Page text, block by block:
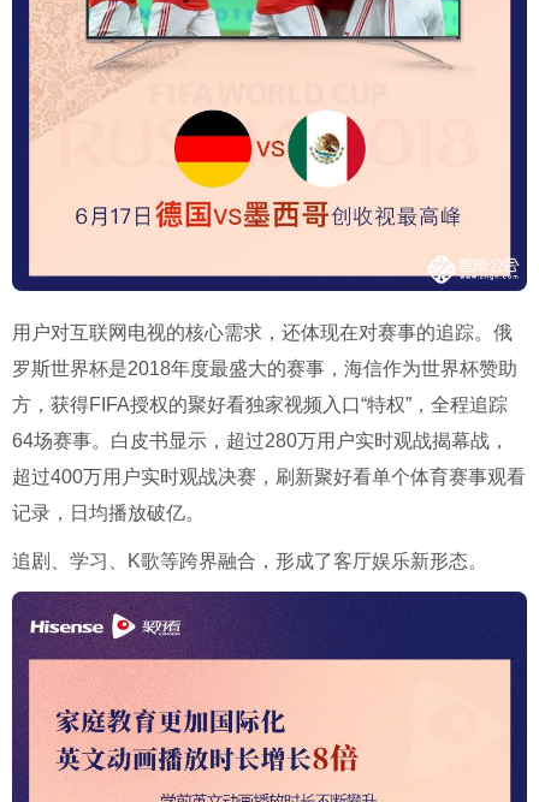
用户对互联网电视的核心需求，还体现在对赛事的追踪。俄
罗斯世界杯是2018年度最盛大的赛事，海信作为世界杯赞助
方，获得FIFA授权的聚好看独家视频入口“特权”，全程追踪
64场赛事。白皮书显示，超过280万用户实时观战揭幕战，
超过400万用户实时观战决赛，刷新聚好看单个体育赛事观看
记录，日均播放破亿。
追剧、学习、K歌等跨界融合，形成了客厅娱乐新形态。